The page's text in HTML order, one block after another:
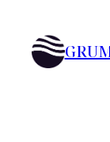
Inhalt
springen